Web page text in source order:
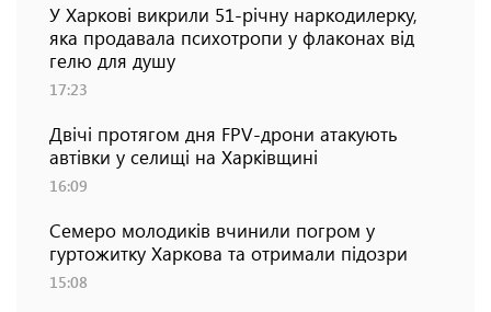
У Харкові викрили 51-річну наркодилерку,
яка продавала психотропи у флаконах від
гелю для душу
17:23
Двічі протягом дня FPV-дрони атакують
автівки у селищі на Харківщині
16:09
Семеро молодиків вчинили погром у
гуртожитку Харкова та отримали підозри
15:08